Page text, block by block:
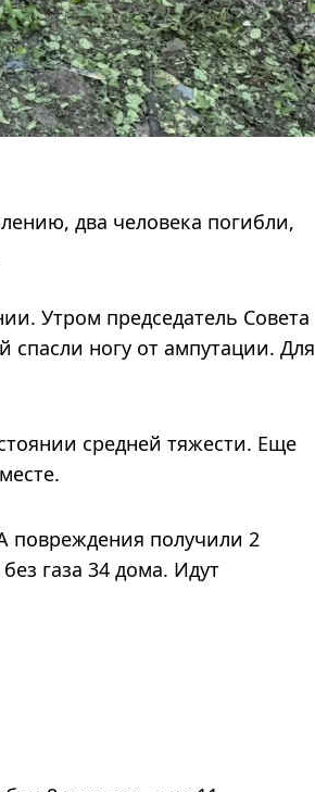
два человека погибли,
Утром председатель Совета
спасли ногу от ампутации. Для
средней тяжести. Еще
повреждения получили 2
газа 34 дома. Идут